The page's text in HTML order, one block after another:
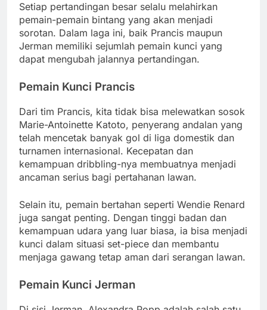
Setiap pertandingan besar selalu melahirkan
pemain-pemain bintang yang akan menjadi
sorotan. Dalam laga ini, baik Prancis maupun
Jerman memiliki sejumlah pemain kunci yang
dapat mengubah jalannya pertandingan.
Pemain Kunci Prancis
Dari tim Prancis, kita tidak bisa melewatkan sosok
Marie-Antoinette Katoto, penyerang andalan yang
telah mencetak banyak gol di liga domestik dan
turnamen internasional. Kecepatan dan
kemampuan dribbling-nya membuatnya menjadi
ancaman serius bagi pertahanan lawan.
Selain itu, pemain bertahan seperti Wendie Renard
juga sangat penting. Dengan tinggi badan dan
kemampuan udara yang luar biasa, ia bisa menjadi
kunci dalam situasi set-piece dan membantu
menjaga gawang tetap aman dari serangan lawan.
Pemain Kunci Jerman